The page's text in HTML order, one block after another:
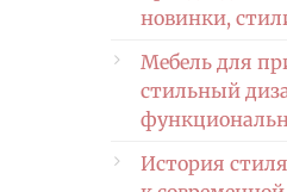
новинки,
Мебель для
стильный
История